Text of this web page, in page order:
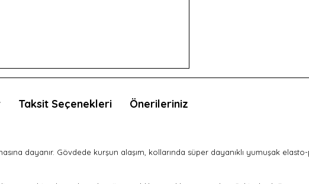
Taksit Seçenekleri Önerileriniz
dayanır. Gövdede kurşun alaşım, kollarında süper dayanıklı yumuşak